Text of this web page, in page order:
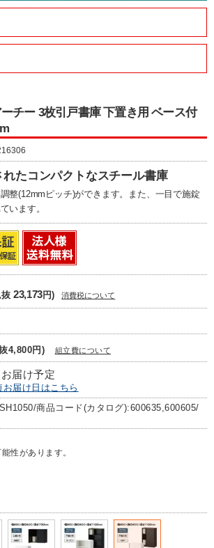
チー 3枚引戸書庫 下置き用 ベース付
たコンパクトなスチール書庫
整(12mmピッチ)ができます。また、一目で施錠
います。
抜23,173円) 消費税について
4,800円) 組立費について
届け予定
届け日はこちら
商品コード(カタログ):600635,600605/
性があります。